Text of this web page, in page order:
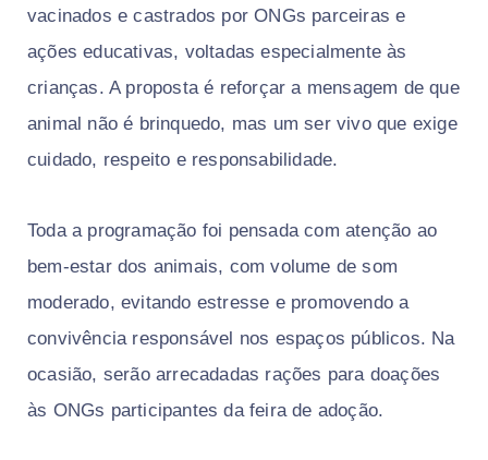
vacinados e castrados por ONGs parceiras e
ações educativas, voltadas especialmente às
crianças. A proposta é reforçar a mensagem de que
animal não é brinquedo, mas um ser vivo que exige
cuidado, respeito e responsabilidade.
Toda a programação foi pensada com atenção ao
bem-estar dos animais, com volume de som
moderado, evitando estresse e promovendo a
convivência responsável nos espaços públicos. Na
ocasião, serão arrecadadas rações para doações
às ONGs participantes da feira de adoção.